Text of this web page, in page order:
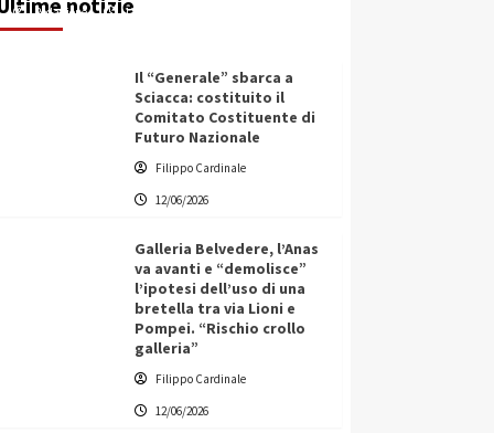
Redazione 12/06/2026
Il “Generale” sbarca a
Sciacca: costituito il
Comitato Costituente di
Futuro Nazionale
Filippo Cardinale
12/06/2026
Galleria Belvedere, l’Anas
va avanti e “demolisce”
l’ipotesi dell’uso di una
bretella tra via Lioni e
Pompei. “Rischio crollo
galleria”
Filippo Cardinale
12/06/2026